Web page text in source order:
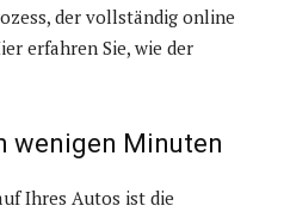
der vollständig online
erfahren Sie, wie der
wenigen Minuten
Ihres Autos ist die